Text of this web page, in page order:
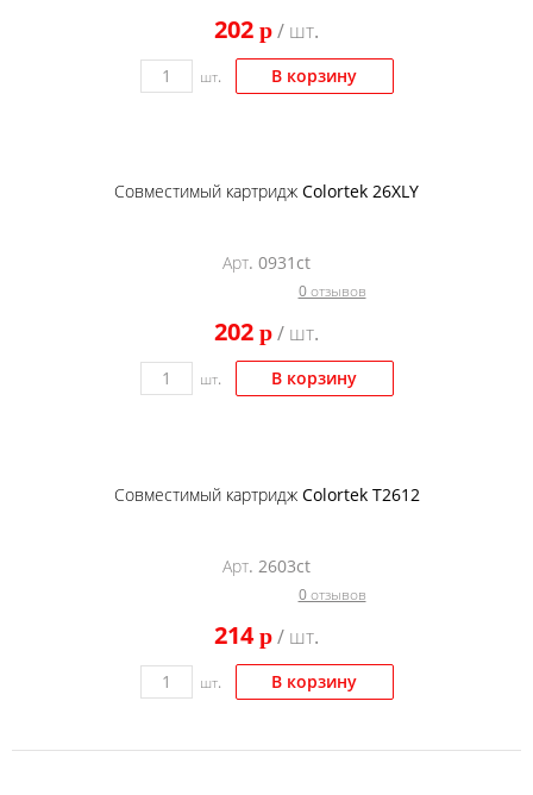
Ленточные картриджи
202 p/ шт.
шт. В корзину
Совместимый картридж Colortek 26XLY
Арт. 0931ct
0 отзывов
202 p/ шт.
шт. В корзину
Совместимый картридж Colortek T2612
Арт. 2603ct
0 отзывов
214p/ шт.
шт. В корзину